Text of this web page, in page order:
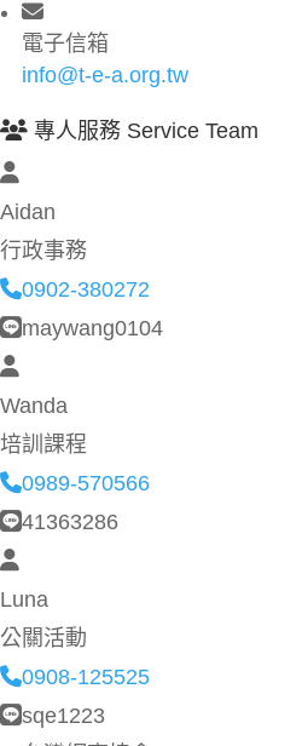
電子信箱
info@t-e-a.org.tw
專人服務 Service Team
Aidan
行政事務
0902-380272
maywang0104
Wanda
培訓課程
0989-570566
41363286
Luna
公關活動
0908-125525
sqe1223